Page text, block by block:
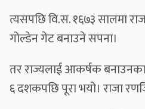
त्यसपछि वि.स. १६७३ सालमा
गोल्डेन गेट बनाउने सपना।
तर राज्यलाई आकर्षक
६ दशकपछि पूरा भयो। राजा